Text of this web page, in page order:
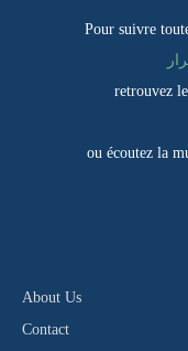
Pour suivre
retrouvez
ou écoutez la
About Us
Contact